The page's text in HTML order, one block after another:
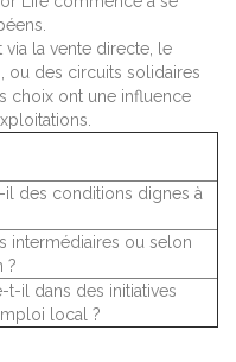
via la vente directe, le
ou des circuits solidaires
choix ont une influence
il des conditions dignes à
intermédiaires ou selon
?
t-il dans des initiatives
local ?